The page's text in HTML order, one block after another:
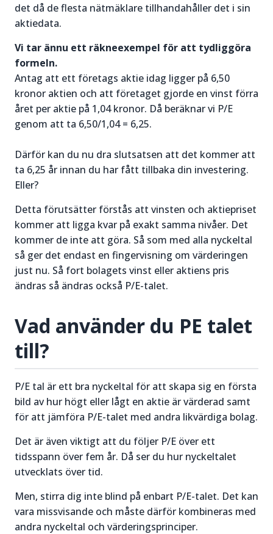
det då de flesta nätmäklare tillhandahåller det i sin
aktiedata.
Vi tar ännu ett räkneexempel för att tydliggöra
formeln.
Antag att ett företags aktie idag ligger på 6,50
kronor aktien och att företaget gjorde en vinst förra
året per aktie på 1,04 kronor. Då beräknar vi P/E
genom att ta 6,50/1,04 = 6,25.
Därför kan du nu dra slutsatsen att det kommer att
ta 6,25 år innan du har fått tillbaka din investering.
Eller?
Detta förutsätter förstås att vinsten och aktiepriset
kommer att ligga kvar på exakt samma nivåer. Det
kommer de inte att göra. Så som med alla nyckeltal
så ger det endast en fingervisning om värderingen
just nu. Så fort bolagets vinst eller aktiens pris
ändras så ändras också P/E-talet.
Vad använder du PE talet
till?
P/E tal är ett bra nyckeltal för att skapa sig en första
bild av hur högt eller lågt en aktie är värderad samt
för att jämföra P/E-talet med andra likvärdiga bolag.
Det är även viktigt att du följer P/E över ett
tidsspann över fem år. Då ser du hur nyckeltalet
utvecklats över tid.
Men, stirra dig inte blind på enbart P/E-talet. Det kan
vara missvisande och måste därför kombineras med
andra nyckeltal och värderingsprinciper.